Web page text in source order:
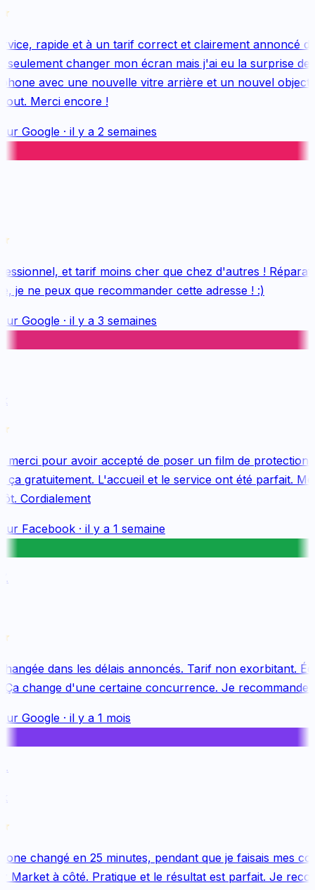
rapide et à un tarif correct et clairement annoncé
changer mon écran mais j'ai eu la surprise de
avec une nouvelle vitre arrière et un nouvel objectif,
Merci encore !
Google· il y a 2 semaines
et tarif moins cher que chez d'autres !
je ne peux que recommander cette adresse ! :)
Google· il y a 3 semaines
pour avoir accepté de poser un film de protection
gratuitement. L'accueil et le service ont été parfait.
Cordialement
Facebook· il y a 1 semaine
dans les délais annoncés. Tarif non exorbitant.
change d'une certaine concurrence. Je recommande
Google· il y a 1 mois
changé en 25 minutes, pendant que je faisais mes
à côté. Pratique et le résultat est parfait. Je